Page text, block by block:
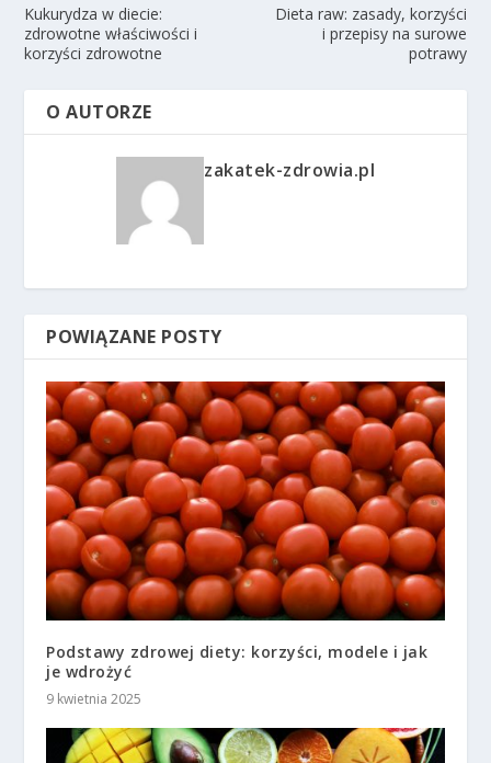
Kukurydza w diecie:
zdrowotne właściwości i
korzyści zdrowotne
Dieta raw: zasady, korzyści
i przepisy na surowe
potrawy
O AUTORZE
zakatek-zdrowia.pl
POWIĄZANE POSTY
Podstawy zdrowej diety: korzyści, modele i jak
je wdrożyć
9 kwietnia 2025